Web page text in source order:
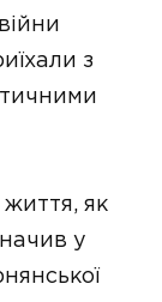
з
життя, як
у